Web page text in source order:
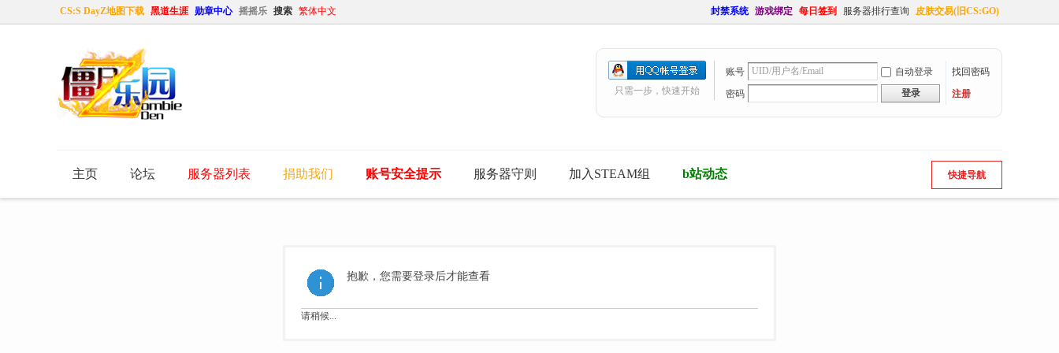
CS:S DayZ地图下载 黑道生涯 勋章中心 摇摇乐 搜索 繁体中文 封禁系统 游戏绑定 每日签到 服务器排行查询 皮肤交易(旧CS:GO)
账号 自动登录
找回密码
密码
登录 注册
只需一步，快速开始
快捷导航
主页 论坛 服务器列表 捐助我们 账号安全提示 服务器守则 加入STEAM组 b站动态
抱歉，您需要登录后才能查看
请稍候...